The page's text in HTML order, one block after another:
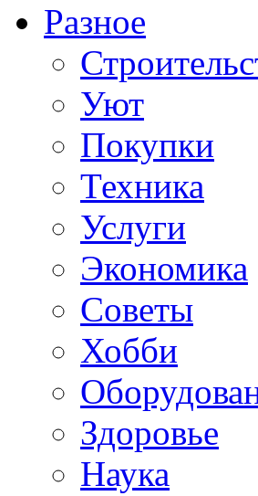
Разное
Уют
Покупки
Техника
Услуги
Экономика
Советы
Хобби
Здоровье
Наука